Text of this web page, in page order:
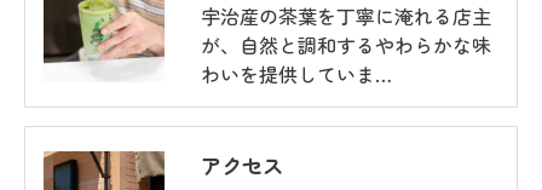
宇治産の茶葉を丁寧に淹れる店主
が、自然と調和するやわらかな味
わいを提供していま…
アクセス